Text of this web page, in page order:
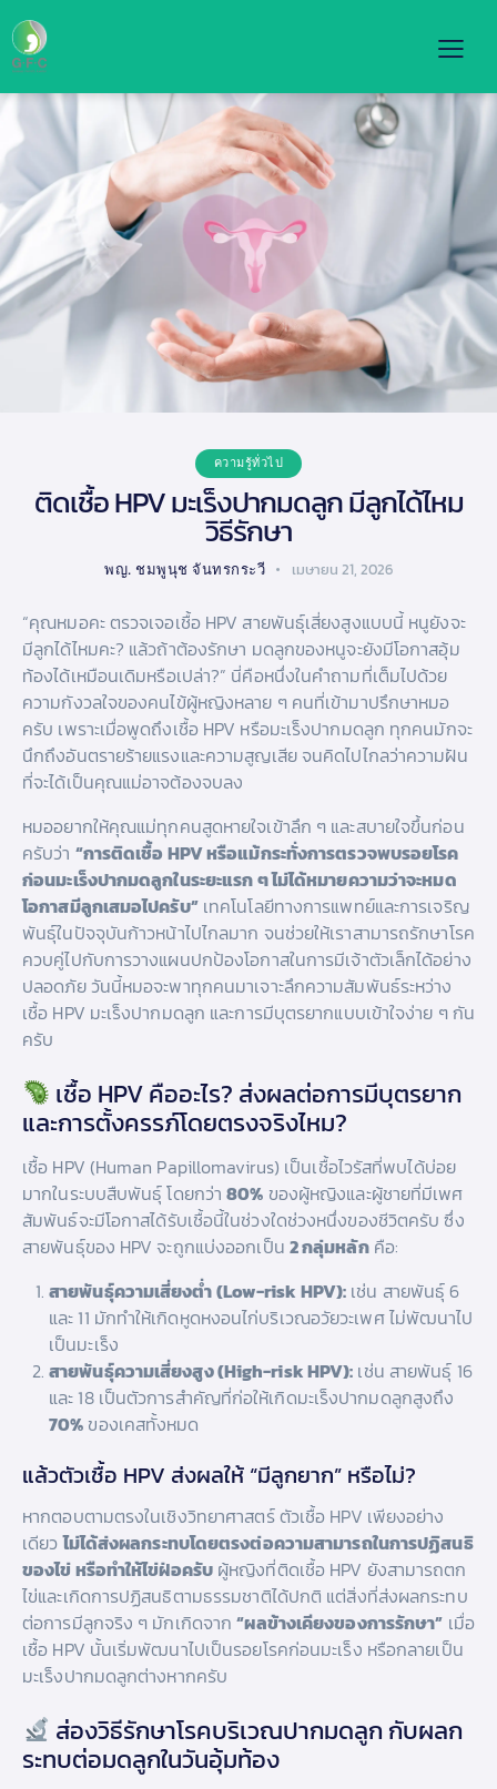
ความรู้ทั่วไป
ติดเชื้อ HPV มะเร็งปากมดลูก มีลูกได้ไหม
วิธีรักษา
พญ. ชมพูนุช จันทรกระวี เมษายน 21, 2026
“คุณหมอคะ ตรวจเจอเชื้อ HPV สายพันธุ์เสี่ยงสูงแบบนี้ หนูยังจะ
มีลูกได้ไหมคะ? แล้วถ้าต้องรักษา มดลูกของหนูจะยังมีโอกาสอุ้ม
ท้องได้เหมือนเดิมหรือเปล่า?” นี่คือหนึ่งในคำถามที่เต็มไปด้วย
ความกังวลใจของคนไข้ผู้หญิงหลาย ๆ คนที่เข้ามาปรึกษาหมอ
ครับ เพราะเมื่อพูดถึงเชื้อ HPV หรือมะเร็งปากมดลูก ทุกคนมักจะ
นึกถึงอันตรายร้ายแรงและความสูญเสีย จนคิดไปไกลว่าความฝัน
ที่จะได้เป็นคุณแม่อาจต้องจบลง
หมออยากให้คุณแม่ทุกคนสูดหายใจเข้าลึก ๆ และสบายใจขึ้นก่อน
ครับว่า “การติดเชื้อ HPV หรือแม้กระทั่งการตรวจพบรอยโรค
ก่อนมะเร็งปากมดลูกในระยะแรก ๆ ไม่ได้หมายความว่าจะหมด
โอกาสมีลูกเสมอไปครับ”เทคโนโลยีทางการแพทย์และการเจริญ
พันธุ์ในปัจจุบันก้าวหน้าไปไกลมาก จนช่วยให้เราสามารถรักษาโรค
ควบคู่ไปกับการวางแผนปกป้องโอกาสในการมีเจ้าตัวเล็กได้อย่าง
ปลอดภัย วันนี้หมอจะพาทุกคนมาเจาะลึกความสัมพันธ์ระหว่าง
เชื้อ HPV มะเร็งปากมดลูก และการมีบุตรยากแบบเข้าใจง่าย ๆ กัน
ครับ
เชื้อ HPV คืออะไร? ส่งผลต่อการมีบุตรยาก
และการตั้งครรภ์โดยตรงจริงไหม?
เชื้อ HPV (Human Papillomavirus) เป็นเชื้อไวรัสที่พบได้บ่อย
มากในระบบสืบพันธุ์ โดยกว่า80% ของผู้หญิงและผู้ชายที่มีเพศ
สัมพันธ์จะมีโอกาสได้รับเชื้อนี้ในช่วงใดช่วงหนึ่งของชีวิตครับ ซึ่ง
สายพันธุ์ของ HPV จะถูกแบ่งออกเป็น 2 กลุ่มหลักคือ:
สายพันธุ์ความเสี่ยงต่ำ (Low-risk HPV): เช่น สายพันธุ์ 6
และ 11 มักทำให้เกิดหูดหงอนไก่บริเวณอวัยวะเพศ ไม่พัฒนาไป
เป็นมะเร็ง
สายพันธุ์ความเสี่ยงสูง (High-risk HPV): เช่น สายพันธุ์ 16
และ 18 เป็นตัวการสำคัญที่ก่อให้เกิดมะเร็งปากมดลูกสูงถึง
70% ของเคสทั้งหมด
แล้วตัวเชื้อ HPV ส่งผลให้ “มีลูกยาก” หรือไม่?
หากตอบตามตรงในเชิงวิทยาศาสตร์ ตัวเชื้อ HPV เพียงอย่าง
เดียวไม่ได้ส่งผลกระทบโดยตรงต่อความสามารถในการปฏิสนธิ
ของไข่ หรือทำให้ไข่ฝ่อครับผู้หญิงที่ติดเชื้อ HPV ยังสามารถตก
ไข่และเกิดการปฏิสนธิตามธรรมชาติได้ปกติ แต่สิ่งที่ส่งผลกระทบ
ต่อการมีลูกจริง ๆ มักเกิดจาก“ผลข้างเคียงของการรักษา” เมื่อ
เชื้อ HPV นั้นเริ่มพัฒนาไปเป็นรอยโรคก่อนมะเร็ง หรือกลายเป็น
มะเร็งปากมดลูกต่างหากครับ
ส่องวิธีรักษาโรคบริเวณปากมดลูก กับผลก
ระทบต่อมดลูกในวันอุ้มท้อง